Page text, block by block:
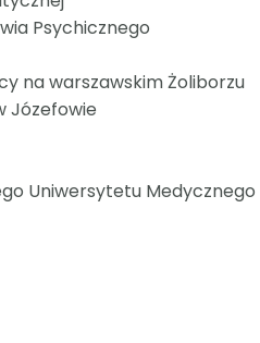
Psychicznego
na warszawskim Żoliborzu
Józefowie
Uniwersytetu Medycznego